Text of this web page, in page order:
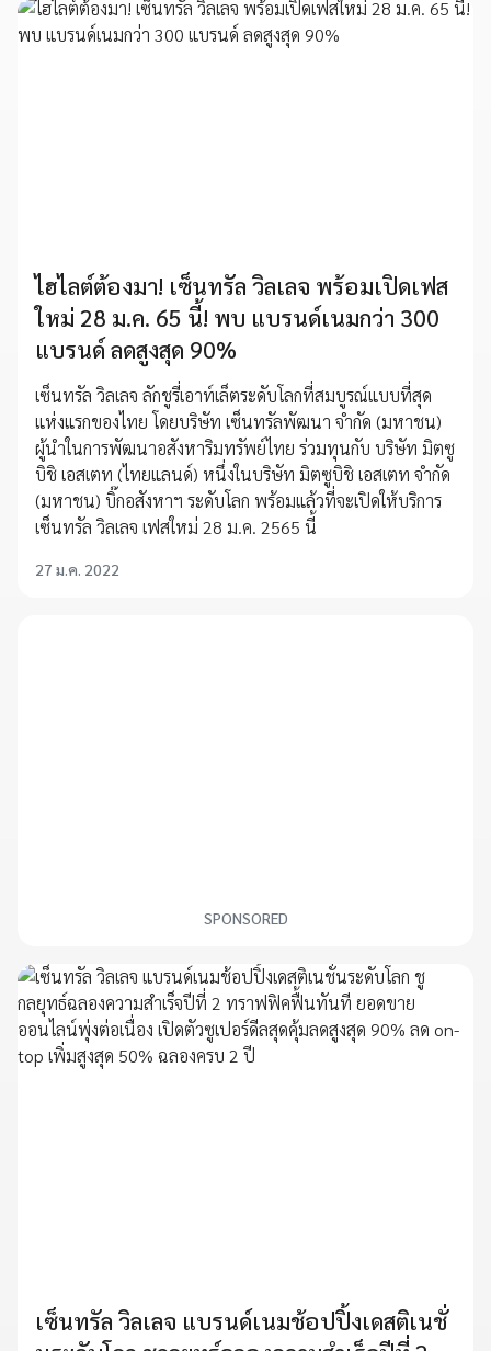
ไฮไลต์ต้องมา! เซ็นทรัล วิลเลจ พร้อมเปิดเฟส
ใหม่ 28 ม.ค. 65 นี้! พบ แบรนด์เนมกว่า 300
แบรนด์ ลดสูงสุด 90%
เซ็นทรัล วิลเลจ ลักชูรี่เอาท์เล็ตระดับโลกที่สมบูรณ์แบบที่สุด
แห่งแรกของไทย โดยบริษัท เซ็นทรัลพัฒนา จำกัด (มหาชน)
ผู้นำในการพัฒนาอสังหาริมทรัพย์ไทย ร่วมทุนกับ บริษัท มิตซู
บิชิ เอสเตท (ไทยแลนด์) หนึ่งในบริษัท มิตซูบิชิ เอสเตท จำกัด
(มหาชน) บิ๊กอสังหาฯ ระดับโลก พร้อมแล้วที่จะเปิดให้บริการ
เซ็นทรัล วิลเลจ เฟสใหม่ 28 ม.ค. 2565 นี้
27 ม.ค. 2022
SPONSORED
เซ็นทรัล วิลเลจ แบรนด์เนมช้อปปิ้งเดสติเนชั่